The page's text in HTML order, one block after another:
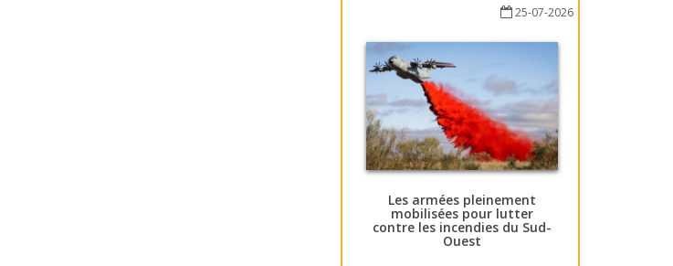
25-07-2026
Les armées pleinement
mobilisées pour lutter
contre les incendies du Sud-
Ouest